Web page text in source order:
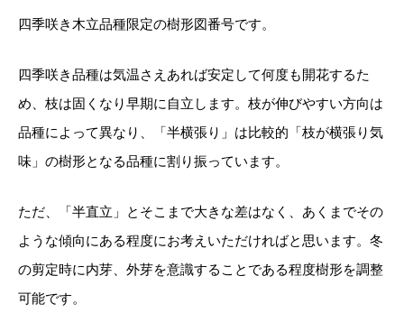
四季咲き木立品種限定の樹形図番号です。
四季咲き品種は気温さえあれば安定して何度も開花するた
め、枝は固くなり早期に自立します。枝が伸びやすい方向は
品種によって異なり、「半横張り」は比較的「枝が横張り気
味」の樹形となる品種に割り振っています。
ただ、「半直立」とそこまで大きな差はなく、あくまでその
ような傾向にある程度にお考えいただければと思います。冬
の剪定時に内芽、外芽を意識することである程度樹形を調整
可能です。